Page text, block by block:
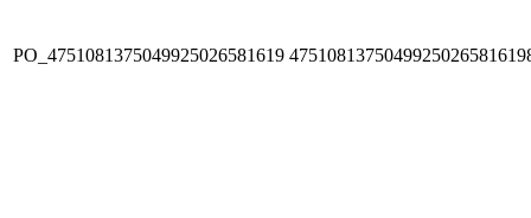
PO_4751081375049925026581619